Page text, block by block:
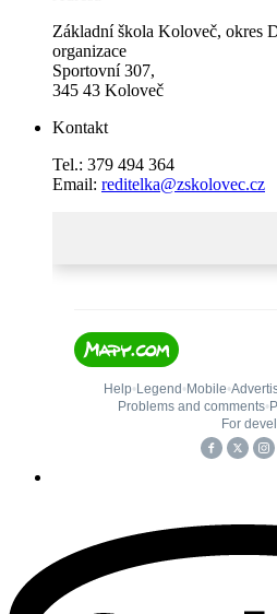
Základní škola Koloveč, okres
organizace
Sportovní 307,
345 43 Koloveč
Kontakt
Tel.: 379 494 364
Email: reditelka@zskolovec.cz